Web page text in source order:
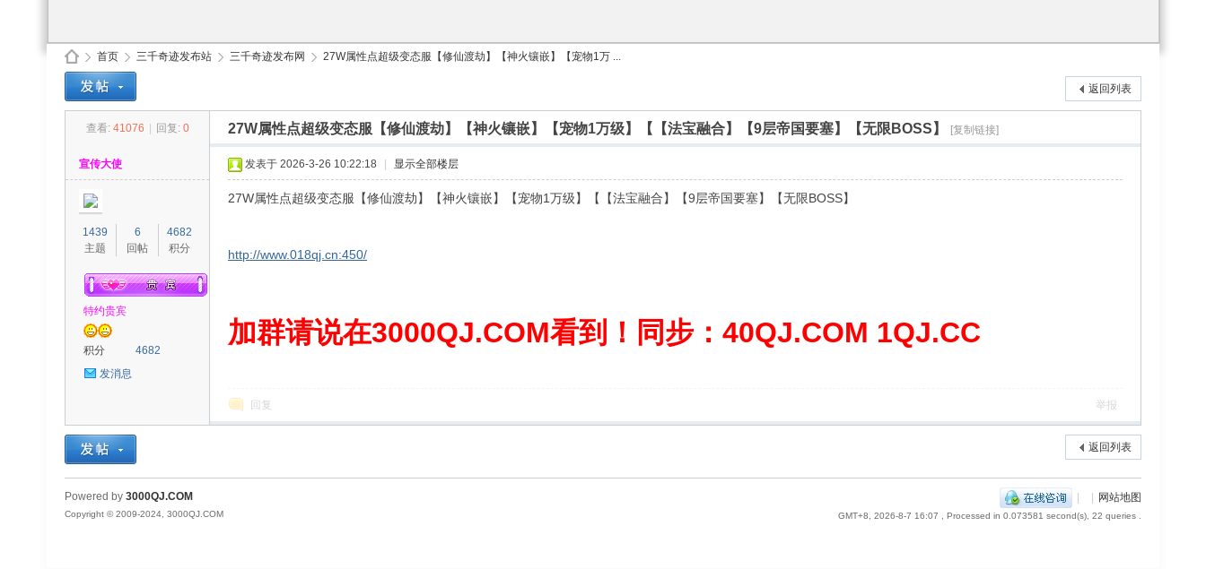
QJ
首页
›
三千奇迹发布站 三千奇迹发布网
›
27W属性点超级变态服【修仙渡劫】【神火镶嵌】【宠物1万 ...
返回列表
查看: 41076 回复: 0 27W属性点超级变态服【修仙渡劫】【神火镶嵌】【宠物1万级】【【法宝融合】【9层帝国要塞】【无限BOSS】 [复制链接]
宣传大使
1439
主题
6
回帖
4682
积分
特约贵宾
积分
4682
发消息
发表于 2026-3-26 10:22:18 显示全部楼层
27W属性点超级变态服【修仙渡劫】【神火镶嵌】【宠物1万级】【【法宝融合】【9层帝国要塞】【无限BOSS】
http://www.018qj.cn:450/
加群请说在3000QJ.COM看到！同步：40QJ.COM 1QJ.CC
回复 举报
返回列表
| | 网站地图
GMT+8, 2026-8-7 16:07 , Processed in 0.073581 second(s), 22 queries .
Powered by 3000QJ.COM
Copyright © 2009-2024, 3000QJ.COM